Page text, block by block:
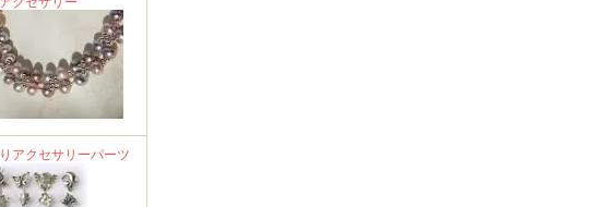
アクセサリーパーツ